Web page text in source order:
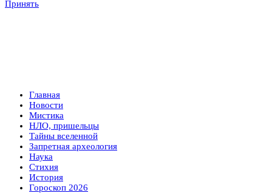
Принять
Главная
Новости
Мистика
НЛО, пришельцы
Тайны вселенной
Запретная археология
Наука
Стихия
История
Гороскоп 2026